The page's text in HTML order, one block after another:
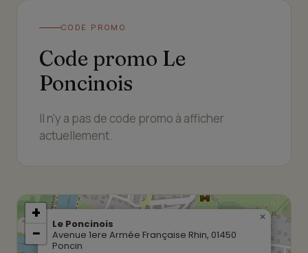
CODE PROMO
Code promo Le
Poncinois
Il n'y a pas de code promo à afficher
actuellement.
Le Poncinois
Avenue 1ere Armée Française Rhin, 01450
Poncin
×
+
−